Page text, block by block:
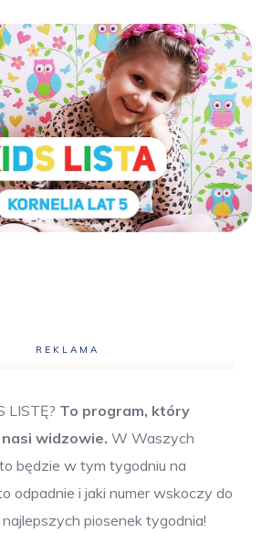
REKLAMA
LISTĘ? To program, który
widzowie.W Waszych
będzie w tym tygodniu na
odpadnie i jaki numer wskoczy do
piosenek tygodnia!